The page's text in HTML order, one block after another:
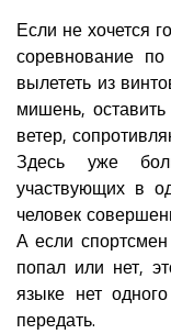
Если не хочется
соревнование
вылететь из
мишень,
ветер,
Здесь уже
участвующих в
человек
А если
попал или нет,
языке нет
передать.